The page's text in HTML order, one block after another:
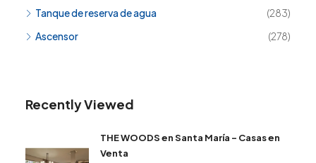
Tanque de reserva de agua
(283)
Ascensor
(278)
Recently Viewed
THE WOODS en Santa María – Casas en
Venta